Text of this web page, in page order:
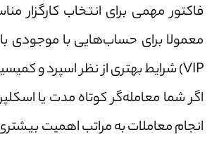
فاکتور مهمی برای انتخاب کارگزار
معمولا برای حساب‌هایی با موجودی
VIP) شرایط بهتری از نظر اسپرد و کمیسیون ارائه می‌کنند.
اگر شما معامله‌گر کوتاه مدت یا
انجام معاملات به مراتب اهمیت